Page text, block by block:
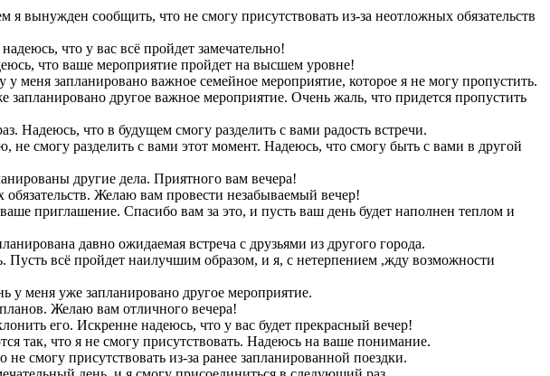
вынужден сообщить, что не смогу присутствовать из-за неотложных обязательств
что у вас всё пройдет замечательно!
что ваше мероприятие пройдет на высшем уровне!
запланировано важное семейное мероприятие, которое я не могу пропустить.
другое важное мероприятие. Очень жаль, что придется пропустить
Надеюсь, что в будущем смогу разделить с вами радость встречи.
смогу разделить с вами этот момент. Надеюсь, что смогу быть с вами в другой
другие дела. Приятного вам вечера!
Желаю вам провести незабываемый вечер!
приглашение. Спасибо вам за это, и пусть ваш день будет наполнен теплом и
давно ожидаемая встреча с друзьями из другого города.
Пусть всё пройдет наилучшим образом, и я, с нетерпением ,жду возможности
меня уже запланировано другое мероприятие.
Желаю вам отличного вечера!
его. Искренне надеюсь, что у вас будет прекрасный вечер!
так, что я не смогу присутствовать. Надеюсь на ваше понимание.
присутствовать из-за ранее запланированной поездки.